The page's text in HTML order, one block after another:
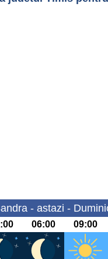
- astazi -
06:00 09:00